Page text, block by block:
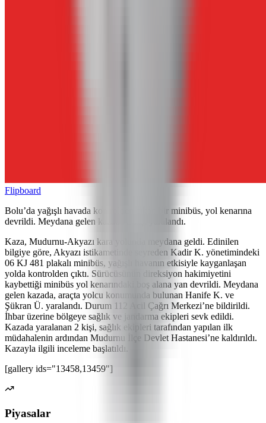
Flipboard
Bolu’da yağışlı havada kontrolden çıkan bir minibüs, yol kenarına
devrildi. Meydana gelen kazada 2 kişi yaralandı.
Kaza, Mudurnu-Akyazı kara yolunda meydana geldi. Edinilen
bilgiye göre, Akyazı istikametinde seyreden Kadir K. yönetimindeki
06 KJ 481 plakalı minibüs, yağışlı havanın etkisiyle kayganlaşan
yolda kontrolden çıktı. Sürücüsünün direksiyon hakimiyetini
kaybettiği minibüs yol kenarındaki boş alana yan devrildi. Meydana
gelen kazada, araçta yolcu konumunda bulunan Hanife K. ve
Şükran Ü. yaralandı. Durum 112 Acil Çağrı Merkezi’ne bildirildi.
İhbar üzerine bölgeye sağlık ve jandarma ekipleri sevk edildi.
Kazada yaralanan 2 kişi, sağlık ekipleri tarafından yapılan ilk
müdahalenin ardından Mudurnu İlçe Devlet Hastanesi’ne kaldırıldı.
Kazayla ilgili inceleme başlatıldı.
[gallery ids="13458,13459"]
Piyasalar